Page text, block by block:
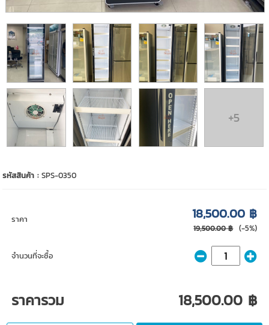
+5
รหัสสินค้า :SPS-0350
ราคา 18,500.00 ฿
19,500.00 ฿ (-5%)
จำนวนที่จะซื้อ
ราคารวม 18,500.00 ฿